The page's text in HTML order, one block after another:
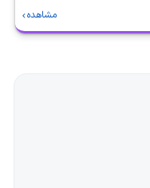
مشاهده